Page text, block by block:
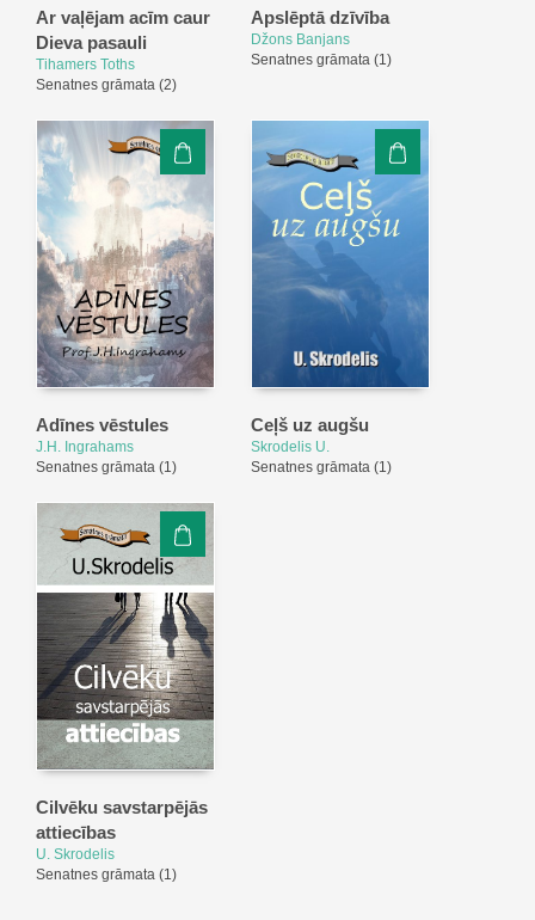
Ar vaļējam acīm caur
Dieva pasauli
Tihamers Toths
Senatnes grāmata (2)
Apslēptā dzīvība
Džons Banjans
Senatnes grāmata (1)
Adīnes vēstules
J.H. Ingrahams
Senatnes grāmata (1)
Ceļš uz augšu
Skrodelis U.
Senatnes grāmata (1)
Cilvēku savstarpējās
attiecības
U. Skrodelis
Senatnes grāmata (1)